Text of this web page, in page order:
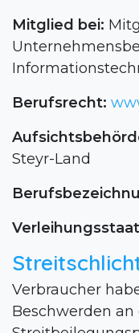
Mitglied bei:
Berufsrecht:
Steyr-Land
Verbraucher
Beschwerden an